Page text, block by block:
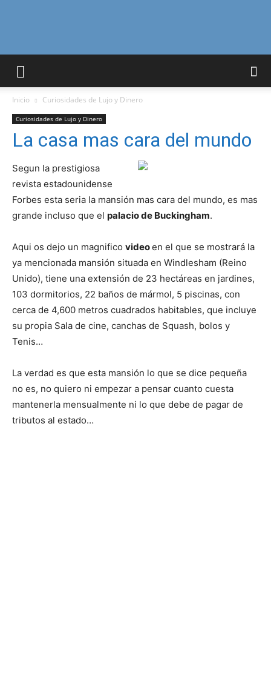
Curiosidades
Mundo
Inicio Curiosidades de Lujo y Dinero
Curiosidades de Lujo y Dinero
La casa mas cara del mundo
Segun la prestigiosa
revista estadounidense
Forbes esta seria la mansión mas cara del mundo, es mas
grande incluso que el palacio de Buckingham.
Aqui os dejo un magnifico videoen el que se mostrará la
ya mencionada mansión situada en Windlesham (Reino
Unido), tiene una extensión de 23 hectáreas en jardines,
103 dormitorios, 22 baños de mármol, 5 piscinas, con
cerca de 4,600 metros cuadrados habitables, que incluye
su propia Sala de cine, canchas de Squash, bolos y
Tenis…
La verdad es que esta mansión lo que se dice pequeña
no es, no quiero ni empezar a pensar cuanto cuesta
mantenerla mensualmente ni lo que debe de pagar de
tributos al estado…